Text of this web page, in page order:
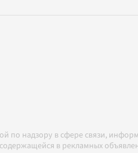
по надзору в сфере связи,
в рекламных